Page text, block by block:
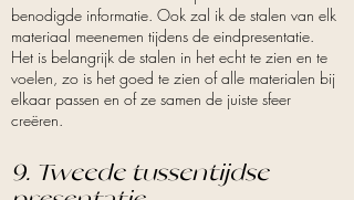
benodigde informatie. Ook zal ik de stalen van elk
materiaal meenemen tijdens de eindpresentatie.
Het is belangrijk de stalen in het echt te zien en te
voelen, zo is het goed te zien of alle materialen bij
elkaar passen en of ze samen de juiste sfeer
creëren.
9. Tweede tussentijdse